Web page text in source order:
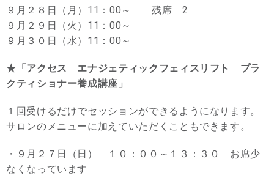
９月２８日（月）11：00～ 残席 2
９月２９日（火）11：00～
９月３０日（水）11：00～
★「アクセス エナジェティックフェィスリフト プラ
クティショナー養成講座」
１回受けるだけでセッションができるようになります。
サロンのメニューに加えていただくこともできます。
・９月２７日（日） １０：００～１３：３０ お席少
なくなっています